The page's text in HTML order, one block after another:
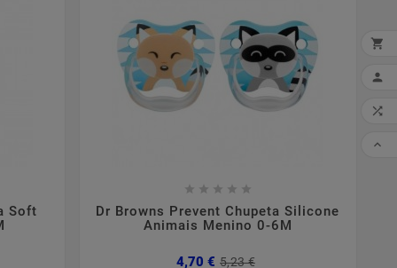
Soft
    
Dr Browns Prevent Chupeta Silicone
Animais Menino 0-6M
4,70 € 5,23 €



